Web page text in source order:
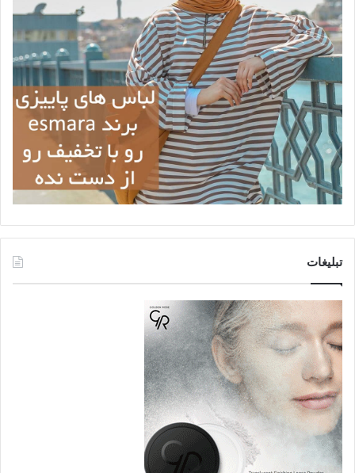
تبلیغات